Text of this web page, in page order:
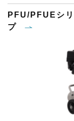
PFU/PFUEシ
プ